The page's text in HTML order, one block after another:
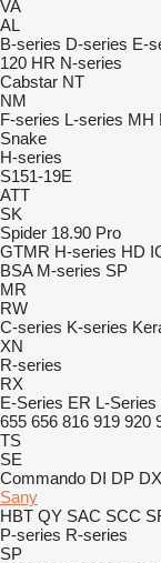
VA
AL
B-series D-series E-
120 HR N-series
Cabstar NT
NM
F-series L-series MH
Snake
H-series
S151-19E
ATT
SK
Spider 18.90 Pro
GTMR H-series HD
BSA M-series SP
MR
RW
C-series K-series
XN
R-series
RX
E-Series ER L-Series
655 656 816 919 920
TS
SE
Commando DI DP DX
Sany
HBT QY SAC SCC
P-series R-series
SP